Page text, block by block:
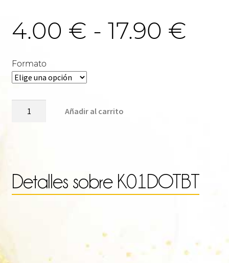
4.00 € - 17.90 €
Formato
Añadir al carrito
Detalles sobre K01DOTBT